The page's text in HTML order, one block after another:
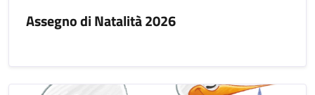
Assegno di Natalità 2026